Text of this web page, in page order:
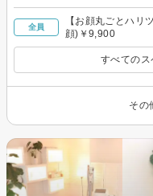
全員
【お顔丸ごとハリ
顔)￥9,900
すべてのス
その